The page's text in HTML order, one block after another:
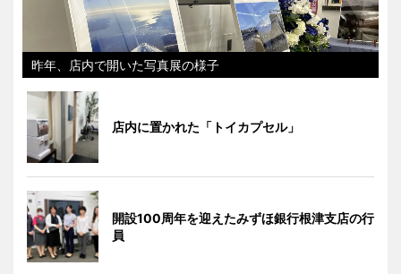
昨年、店内で開いた写真展の様子
店内に置かれた「トイカプセル」
開設100周年を迎えたみずほ銀行根津支店の行
員